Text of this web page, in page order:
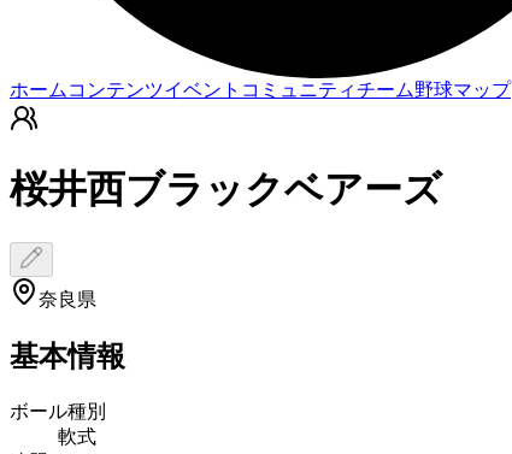
ホーム コンテンツイベント コミュニティチーム野球マップ
桜井西ブラックベアーズ
奈良県
基本情報
ボール種別
軟式